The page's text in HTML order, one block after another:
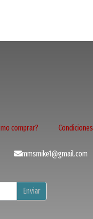
comprar? Condiciones
mmsmike1@gmail.com
Enviar